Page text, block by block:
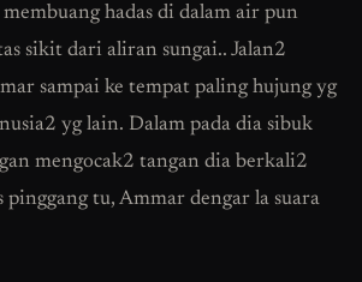
hadas di dalam air pun
sikit dari aliran sungai.. Jalan2
sampai ke tempat paling hujung yg
yg lain. Dalam pada dia sibuk
mengocak2 tangan dia berkali2
pinggang tu, Ammar dengar la suara